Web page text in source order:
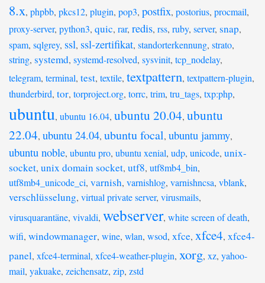
8.x, phpbb, pkcs12, plugin, pop3, postfix, postorius, procmail,
proxy-server, python3, quic, rar, redis, rss, ruby, server, snap,
spam, sqlgrey, ssl, ssl-zertifikat, standorterkennung, strato,
string, systemd, systemd-resolved, sysvinit, tcp_nodelay,
telegram, terminal, test, textile, textpattern, textpattern-plugin,
thunderbird, tor, torproject.org, torrc, trim, tru_tags, txp:php,
ubuntu, ubuntu 16.04, ubuntu 20.04, ubuntu
22.04, ubuntu 24.04, ubuntu focal, ubuntu jammy,
ubuntu noble, ubuntu pro, ubuntu xenial, udp, unicode, unix-
socket, unix domain socket, utf8, utf8mb4_bin,
utf8mb4_unicode_ci, varnish, varnishlog, varnishncsa, vblank,
verschlüsselung, virtual private server, virusmails,
virusquarantäne, vivaldi, webserver, white screen of death,
wifi, windowmanager, wine, wlan, wsod, xfce, xfce4, xfce4-
panel, xfce4-terminal, xfce4-weather-plugin, xorg, xz, yahoo-
mail, yakuake, zeichensatz, zip, zstd